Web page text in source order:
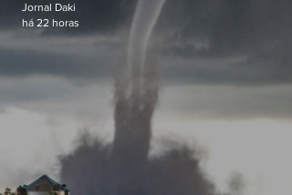
Jornal Daki
há 22 horas